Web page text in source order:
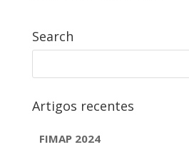
Search
Artigos recentes
FIMAP 2024